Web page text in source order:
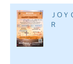
ＪO
Ｒ